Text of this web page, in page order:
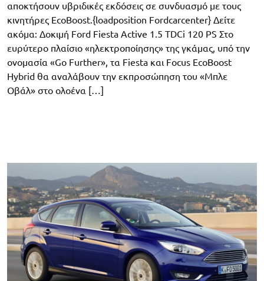
αποκτήσουν υβριδικές εκδόσεις σε συνδυασμό με τους
κινητήρες EcoBoost.{loadposition Fordcarcenter} Δείτε
ακόμα: Δοκιμή Ford Fiesta Active 1.5 TDCi 120 PS Στο
ευρύτερο πλαίσιο «ηλεκτροποίησης» της γκάμας, υπό την
ονομασία «Go Further», τα Fiesta και Focus EcoBoost
Hybrid θα αναλάβουν την εκπροσώπηση του «Μπλε
Οβάλ» στο ολοένα […]